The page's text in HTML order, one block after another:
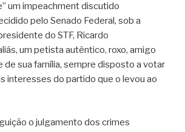
um impeachment discutido
pelo Senado Federal, sob a
do STF, Ricardo
um petista autêntico, roxo, amigo
de sua família, sempre disposto a votar
interesses do partido que o levou ao
o julgamento dos crimes